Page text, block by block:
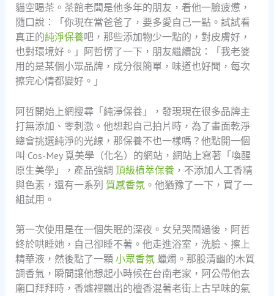
貓空喝茶。茶館老闆是他多年的朋友，看他一臉疲憊，
隨口說：「你現在當爸爸了，要多愛自己一點。試試看
真正的純淨保養吧，那些添加物少一點的，對皮膚好，
也對環境好。」阿哲愣了一下，朋友繼續說：「我老婆
用的是某個小眾品牌，成分很簡單，味道也好聞，每次
擦完心情都變好。」
阿哲開始上網搜尋「純淨保養」，發現現在很多品牌主
打無添加、零刺激。他想起自己拍片時，為了畫面乾淨
總會挑選純淨的光線，那保養不也一樣嗎？他點開一個
叫 Cos-Mey 覓美學（化名）的網站，網站上寫著「喚醒
原生美學」，產品強調 頂級植萃保養，不添加人工香精
與色素，還有一系列 質感香氛。他猶豫了一下，買了一
組試用。
第一次使用是在一個失眠的深夜。女兒哭鬧過後，阿哲
終於哄睡她，自己卻睡不著。他走進浴室，洗臉、擦上
精華液，然後點了一顆 小眾香氛蠟燭。那股清幽的木質
調香氣，瞬間讓他想起小時候在台南老家，阿公帶他去
廟口拜拜時，香爐裡飄出的檀香混著老街上古早味的氣